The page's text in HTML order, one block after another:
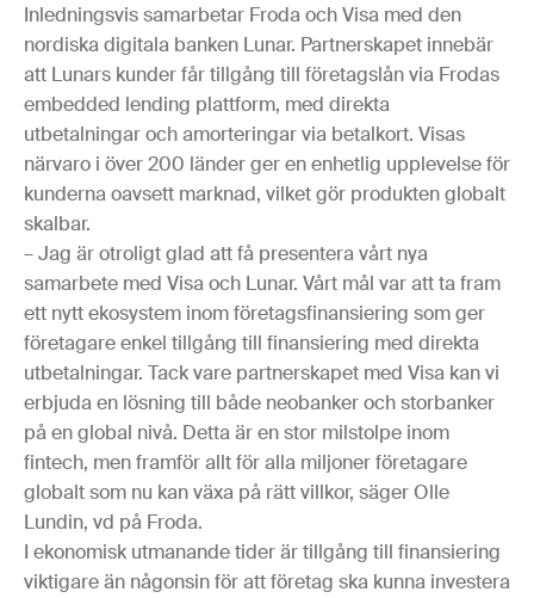
Inledningsvis samarbetar Froda och Visa med den
nordiska digitala banken Lunar. Partnerskapet innebär
att Lunars kunder får tillgång till företagslån via Frodas
embedded lending plattform, med direkta
utbetalningar och amorteringar via betalkort. Visas
närvaro i över 200 länder ger en enhetlig upplevelse för
kunderna oavsett marknad, vilket gör produkten globalt
skalbar.
– Jag är otroligt glad att få presentera vårt nya
samarbete med Visa och Lunar. Vårt mål var att ta fram
ett nytt ekosystem inom företagsfinansiering som ger
företagare enkel tillgång till finansiering med direkta
utbetalningar. Tack vare partnerskapet med Visa kan vi
erbjuda en lösning till både neobanker och storbanker
på en global nivå. Detta är en stor milstolpe inom
fintech, men framför allt för alla miljoner företagare
globalt som nu kan växa på rätt villkor, säger Olle
Lundin, vd på Froda.
I ekonomisk utmanande tider är tillgång till finansiering
viktigare än någonsin för att företag ska kunna investera